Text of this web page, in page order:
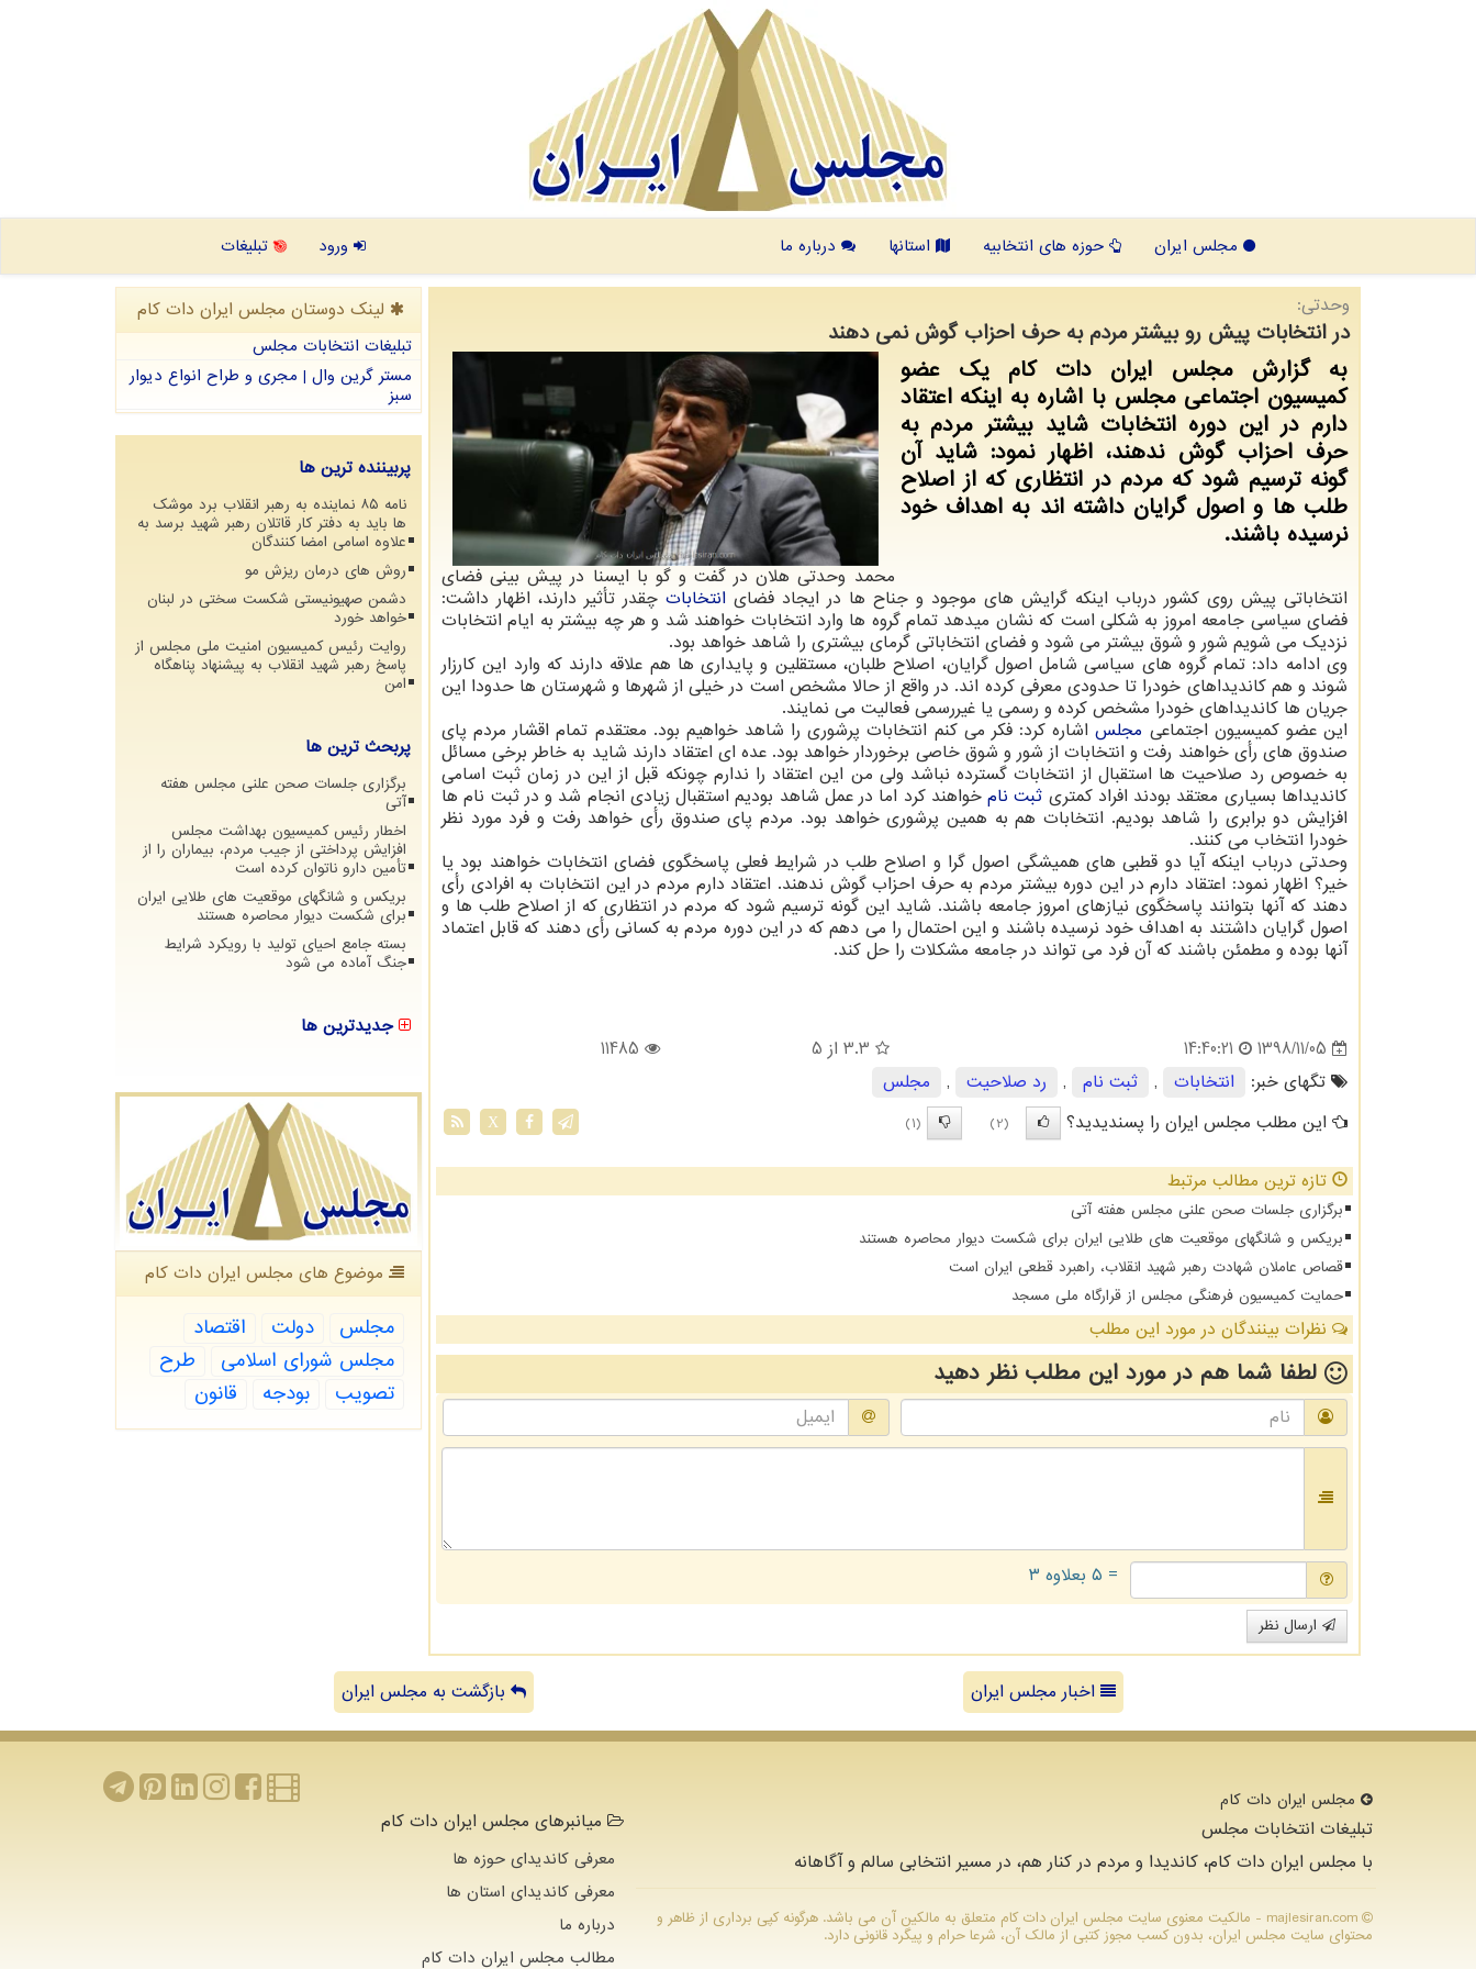
مجلس ایران حوزه های انتخابیه استانها درباره ما ورود تبلیغات
وحدتی:
در انتخابات پیش رو بیشتر مردم به حرف احزاب گوش نمی دهند
به گزارش مجلس ایران دات كام یك عضو
كمیسیون اجتماعی مجلس با اشاره به اینكه اعتقاد
دارم در این دوره انتخابات شاید بیشتر مردم به
حرف احزاب گوش ندهند، اظهار نمود: شاید آن
گونه ترسیم شود كه مردم در انتظاری كه از اصلاح
طلب ها و اصول گرایان داشته اند به اهداف خود
نرسیده باشند.
محمد وحدتی هلان در گفت و گو با ایسنا در پیش بینی فضای
انتخاباتی پیش روی كشور درباب اینكه گرایش های موجود و جناح ها در ایجاد فضای انتخابات چقدر تأثیر دارند، اظهار داشت:
فضای سیاسی جامعه امروز به شكلی است كه نشان میدهد تمام گروه ها وارد انتخابات خواهند شد و هر چه بیشتر به ایام انتخابات
نزدیك می شویم شور و شوق بیشتر می شود و فضای انتخاباتی گرمای بیشتری را شاهد خواهد بود.
وی ادامه داد: تمام گروه های سیاسی شامل اصول گرایان، اصلاح طلبان، مستقلین و پایداری ها هم علاقه دارند كه وارد این كارزار
شوند و هم كاندیداهای خودرا تا حدودی معرفی كرده اند. در واقع از حالا مشخص است در خیلی از شهرها و شهرستان ها حدودا این
جریان ها كاندیداهای خودرا مشخص كرده و رسمی یا غیررسمی فعالیت می نمایند.
این عضو كمیسیون اجتماعی مجلساشاره كرد: فكر می كنم انتخابات پرشوری را شاهد خواهیم بود. معتقدم تمام اقشار مردم پای
صندوق های رأی خواهند رفت و انتخابات از شور و شوق خاصی برخوردار خواهد بود. عده ای اعتقاد دارند شاید به خاطر برخی مسائل
به خصوص رد صلاحیت ها استقبال از انتخابات گسترده نباشد ولی من این اعتقاد را ندارم چونكه قبل از این در زمان ثبت اسامی
كاندیداها بسیاری معتقد بودند افراد كمتری ثبت نامخواهند كرد اما در عمل شاهد بودیم استقبال زیادی انجام شد و در ثبت نام ها
افزایش دو برابری را شاهد بودیم. انتخابات هم به همین پرشوری خواهد بود. مردم پای صندوق رأی خواهد رفت و فرد مورد نظر
خودرا انتخاب می كنند.
وحدتی درباب اینكه آیا دو قطبی های همیشگی اصول گرا و اصلاح طلب در شرایط فعلی پاسخگوی فضای انتخابات خواهند بود یا
خیر؟ اظهار نمود: اعتقاد دارم در این دوره بیشتر مردم به حرف احزاب گوش ندهند. اعتقاد دارم مردم در این انتخابات به افرادی رأی
دهند كه آنها بتوانند پاسخگوی نیازهای امروز جامعه باشند. شاید این گونه ترسیم شود كه مردم در انتظاری كه از اصلاح طلب ها و
اصول گرایان داشتند به اهداف خود نرسیده باشند و این احتمال را می دهم كه در این دوره مردم به كسانی رأی دهند كه قابل اعتماد
آنها بوده و مطمئن باشند كه آن فرد می تواند در جامعه مشكلات را حل كند.
1398/11/05
14:40:21
3.3 از 5
11485
تگهای خبر:
انتخابات , ثبت نام , رد صلاحیت ,
مجلس
این مطلب مجلس ایران را پسندیدید؟
(2)
(1)
X
تازه ترین مطالب مرتبط
برگزاری جلسات صحن علنی مجلس هفته آتی
بریکس و شانگهای موقعیت های طلایی ایران برای شکست دیوار محاصره هستند
قصاص عاملان شهادت رهبر شهید انقلاب، راهبرد قطعی ایران است
حمایت کمیسیون فرهنگی مجلس از قرارگاه ملی مسجد
نظرات بینندگان در مورد این مطلب
لطفا شما هم در مورد این مطلب نظر دهید
= ۵ بعلاوه ۳
ارسال نظر
لینک دوستان مجلس ایران دات كام
تبلیغات انتخابات مجلس
مستر گرین وال | مجری و طراح انواع دیوار
سبز
پربیننده ترین ها
نامه ۸۵ نماینده به رهبر انقلاب برد موشک
ها باید به دفتر کار قاتلان رهبر شهید برسد به
علاوه اسامی امضا کنندگان
روش های درمان ریزش مو
دشمن صهیونیستی شکست سختی در لبنان
خواهد خورد
روایت رئیس کمیسیون امنیت ملی مجلس از
پاسخ رهبر شهید انقلاب به پیشنهاد پناهگاه
امن
پربحث ترین ها
برگزاری جلسات صحن علنی مجلس هفته
آتی
اخطار رئیس کمیسیون بهداشت مجلس
افزایش پرداختی از جیب مردم، بیماران را از
تأمین دارو ناتوان کرده است
بریکس و شانگهای موقعیت های طلایی ایران
برای شکست دیوار محاصره هستند
بسته جامع احیای تولید با رویکرد شرایط
جنگ آماده می شود
جدیدترین ها
موضوع های مجلس ایران دات كام
مجلس دولت
اقتصاد
مجلس شورای اسلامی
طرح
تصویب
بودجه قانون
اخبار مجلس ایران بازگشت به مجلس ایران
مجلس ایران دات كام
تبلیغات انتخابات مجلس
با مجلس ایران دات کام، کاندیدا و مردم در کنار هم، در مسیر انتخابی سالم و آگاهانه
majlesiran.com - مالکیت معنوی سایت مجلس ایران دات كام متعلق به مالکین آن می باشد. هرگونه کپی برداری از ظاهر و
محتوای سایت مجلس ایران، بدون کسب مجوز کتبی از مالک آن، شرعا حرام و پیگرد قانونی دارد.
میانبرهای مجلس ایران دات کام
معرفی کاندیدای حوزه ها
معرفی کاندیدای استان ها
درباره ما
مطالب مجلس ایران دات كام